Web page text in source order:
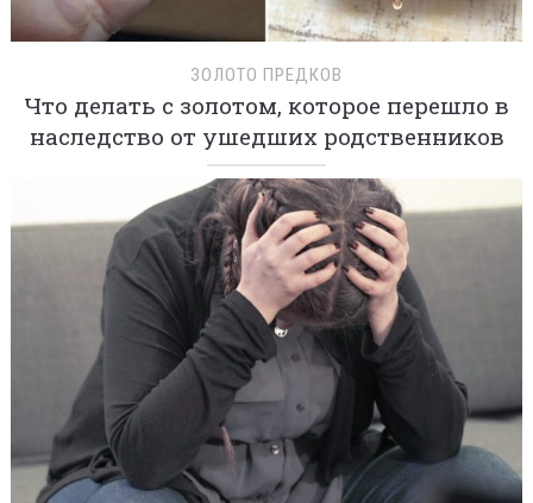
ЗОЛОТО ПРЕДКОВ
Что делать с золотом, которое перешло в
наследство от ушедших родственников